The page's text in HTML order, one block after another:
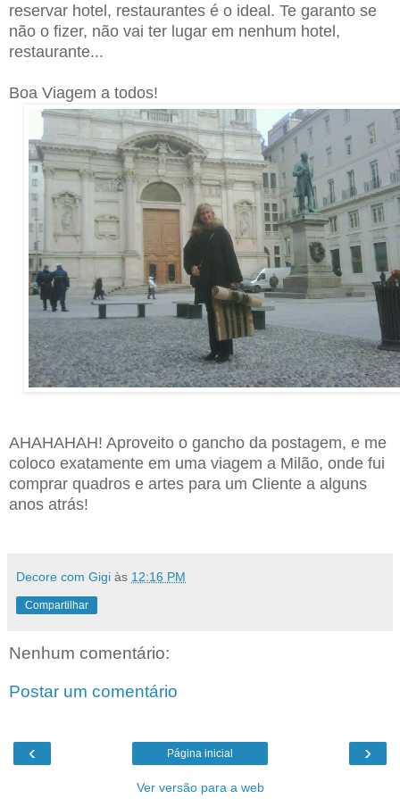
reservar hotel, restaurantes é o ideal. Te garanto se
não o fizer, não vai ter lugar em nenhum hotel,
restaurante...
Boa Viagem a todos!
AHAHAHAH! Aproveito o gancho da postagem, e me
coloco exatamente em uma viagem a Milão, onde fui
comprar quadros e artes para um Cliente a alguns
anos atrás!
Decore com Gigi às 12:16 PM
Compartilhar
Nenhum comentário:
Postar um comentário
‹ ›
Página inicial
Ver versão para a web